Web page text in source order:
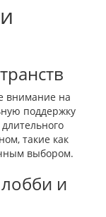
внимание на
поддержку
такие как
выбором.
и